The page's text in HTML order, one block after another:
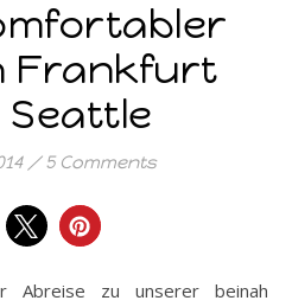
Frankfurt
Seattle
/ 5 Comments